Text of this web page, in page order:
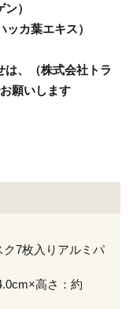
）
カ葉エキス）
、（株式会社トラ
願いします
7枚入りアルミパ
高さ：約